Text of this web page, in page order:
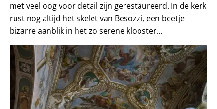
met veel oog voor detail zijn gerestaureerd. In de kerk
rust nog altijd het skelet van Besozzi, een beetje
bizarre aanblik in het zo serene klooster…